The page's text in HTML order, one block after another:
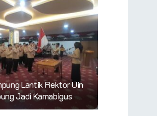
Lantik Rektor Uin
Jadi Kamabigus